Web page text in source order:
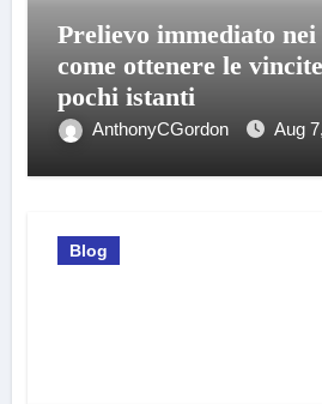
Prelievo immediato
come ottenere le
pochi istanti
AnthonyCGordon Aug
Blog